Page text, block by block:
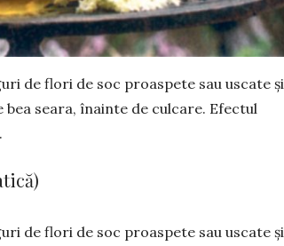
de flori de soc proaspete sau uscate și
seara, înainte de culcare. Efectul
de flori de soc proaspete sau uscate și